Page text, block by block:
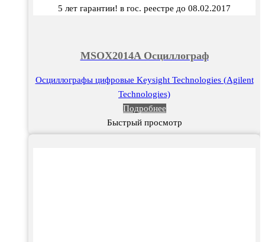
5 лет гарантии! в гос. реестре до 08.02.2017
MSOX2014A Осциллограф
Осциллографы цифровые Keysight Technologies (Agilent
Technologies)
Подробнее
Быстрый просмотр